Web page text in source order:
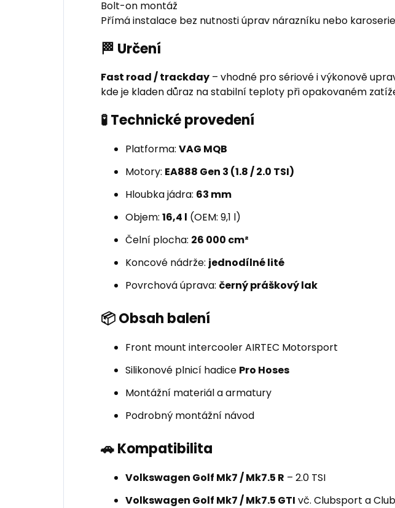
Bolt-on montáž
Přímá instalace bez nutnosti úprav nárazníku nebo
🏁 Určení
Fast road / trackday – vhodné pro sériové i výkonově
kde je kladen důraz na stabilní teploty při opakovaném
🧪 Technické provedení
Platforma: VAG MQB
Motory: EA888 Gen 3 (1.8 / 2.0 TSI)
Hloubka jádra: 63 mm
Objem: 16,4 l (OEM: 9,1 l)
Čelní plocha: 26 000 cm²
Koncové nádrže: jednodílné lité
Povrchová úprava: černý práškový lak
📦 Obsah balení
Front mount intercooler AIRTEC Motorsport
Silikonové plnicí hadice Pro Hoses
Montážní materiál a armatury
Podrobný montážní návod
🚗 Kompatibilita
Volkswagen Golf Mk7 / Mk7.5 R – 2.0 TSI
Volkswagen Golf Mk7 / Mk7.5 GTI vč. Clubsport a